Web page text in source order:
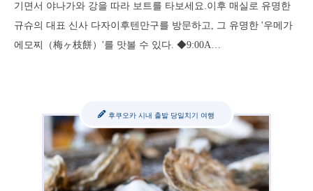
기면서 야나가와 강을 따라 보트를 타보세요.이후 매실로 유명한
규슈의 대표 신사 다자이후텐만구를 방문하고, 그 유명한 '우메가
에모찌（梅ヶ枝餅）'를 맛볼 수 있다. ◆9:00A…
후쿠오카 시내 출발 당일치기 여행